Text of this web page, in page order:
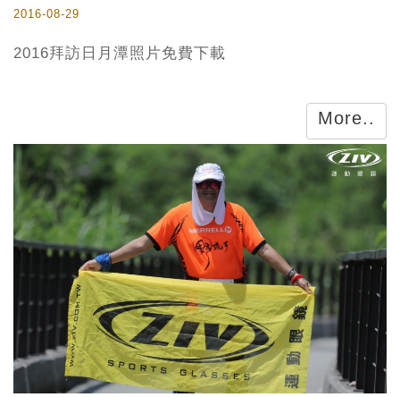
2016-08-29
2016拜訪日月潭照片免費下載
More..